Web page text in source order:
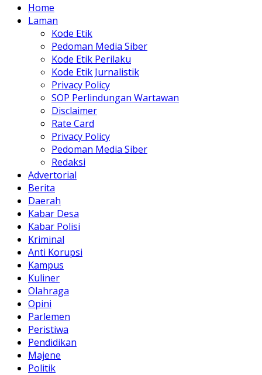
Home
Laman
Kode Etik
Pedoman Media Siber
Kode Etik Perilaku
Kode Etik Jurnalistik
Privacy Policy
SOP Perlindungan Wartawan
Disclaimer
Rate Card
Privacy Policy
Pedoman Media Siber
Redaksi
Advertorial
Berita
Daerah
Kabar Desa
Kabar Polisi
Kriminal
Anti Korupsi
Kampus
Kuliner
Olahraga
Opini
Parlemen
Peristiwa
Pendidikan
Majene
Politik